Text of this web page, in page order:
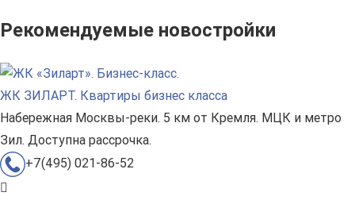
Рекомендуемые новостройки
ЖК ЗИЛАРТ. Квартиры бизнес класса
Набережная Москвы-реки. 5 км от Кремля. МЦК и метро
Зил. Доступна рассрочка.
+7(495) 021-86-52